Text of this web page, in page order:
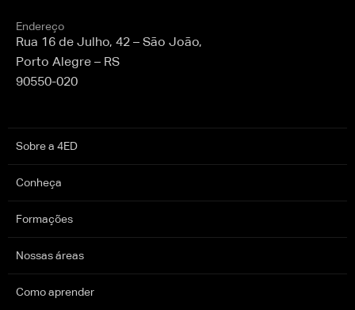
Endereço
Rua 16 de Julho, 42 – São João,
Porto Alegre – RS
90550-020
Sobre a 4ED
Conheça
Formações
Nossas áreas
Como aprender